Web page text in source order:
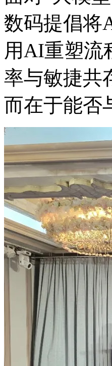
数码提倡将
用AI重塑流
率与敏捷共
而在于能否